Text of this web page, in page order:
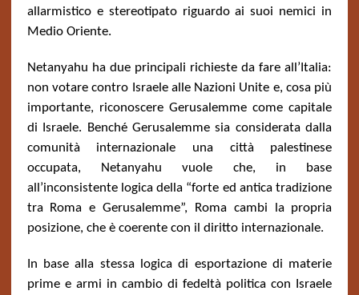
allarmistico e stereotipato riguardo ai suoi nemici in
Medio Oriente.
Netanyahu ha due principali richieste da fare all’Italia:
non votare contro Israele alle Nazioni Unite e, cosa più
importante, riconoscere Gerusalemme come capitale
di Israele. Benché Gerusalemme sia considerata dalla
comunità internazionale una città palestinese
occupata, Netanyahu vuole che, in base
all’inconsistente logica della “forte ed antica tradizione
tra Roma e Gerusalemme”, Roma cambi la propria
posizione, che è coerente con il diritto internazionale.
In base alla stessa logica di esportazione di materie
prime e armi in cambio di fedeltà politica con Israele